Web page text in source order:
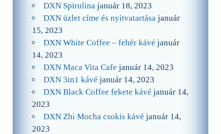
DXN Spirulina január 18, 2023
DXN üzlet címe és nyitvatartása január
15, 2023
DXN White Coffee – fehér kávé január
14, 2023
DXN Maca Vita Cafe január 14, 2023
DXN 3in1 kávé január 14, 2023
DXN Black Coffee fekete kávé január 14,
2023
DXN Zhi Mocha csokis kávé január 14,
2023